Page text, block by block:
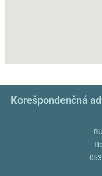
Korešpondenčná